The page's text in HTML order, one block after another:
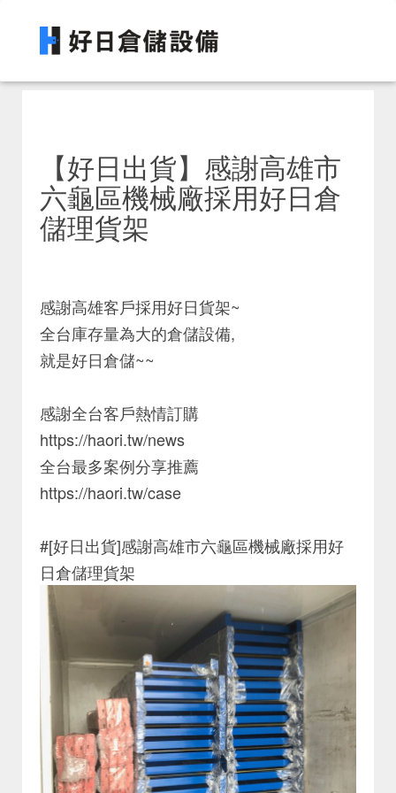
【好日出貨】感謝高雄市
六龜區機械廠採用好日倉
儲理貨架
感謝高雄客戶採用好日貨架~
全台庫存量為大的倉儲設備,
就是好日倉儲~~
感謝全台客戶熱情訂購
https://haori.tw/news
全台最多案例分享推薦
https://haori.tw/case
#[好日出貨]感謝高雄市六龜區機械廠採用好
日倉儲理貨架